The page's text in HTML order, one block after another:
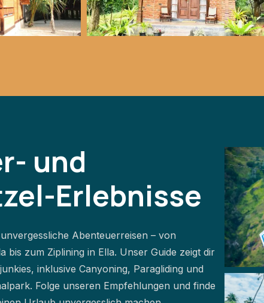
und
Erlebnisse
Abenteuerreisen – von
bis zum Ziplining in Ella. Unser Guide zeigt dir
inklusive Canyoning, Paragliding und
Folge unseren Empfehlungen und finde